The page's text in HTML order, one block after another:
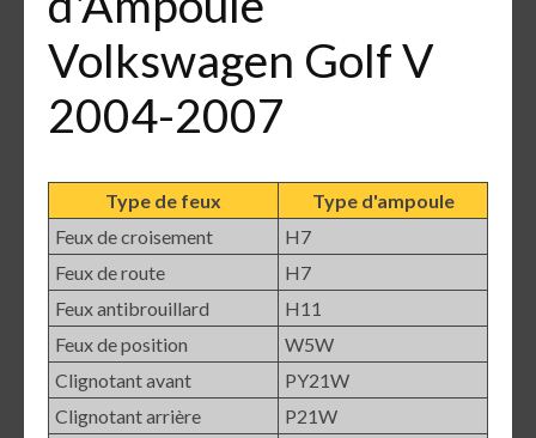
Volkswagen Golf V
2004-2007
Type de feux
Type d'ampoule
Feux de croisement
H7
Feux de route
H7
Feux antibrouillard
H11
Feux de position
W5W
Clignotant avant
PY21W
Clignotant arrière
P21W